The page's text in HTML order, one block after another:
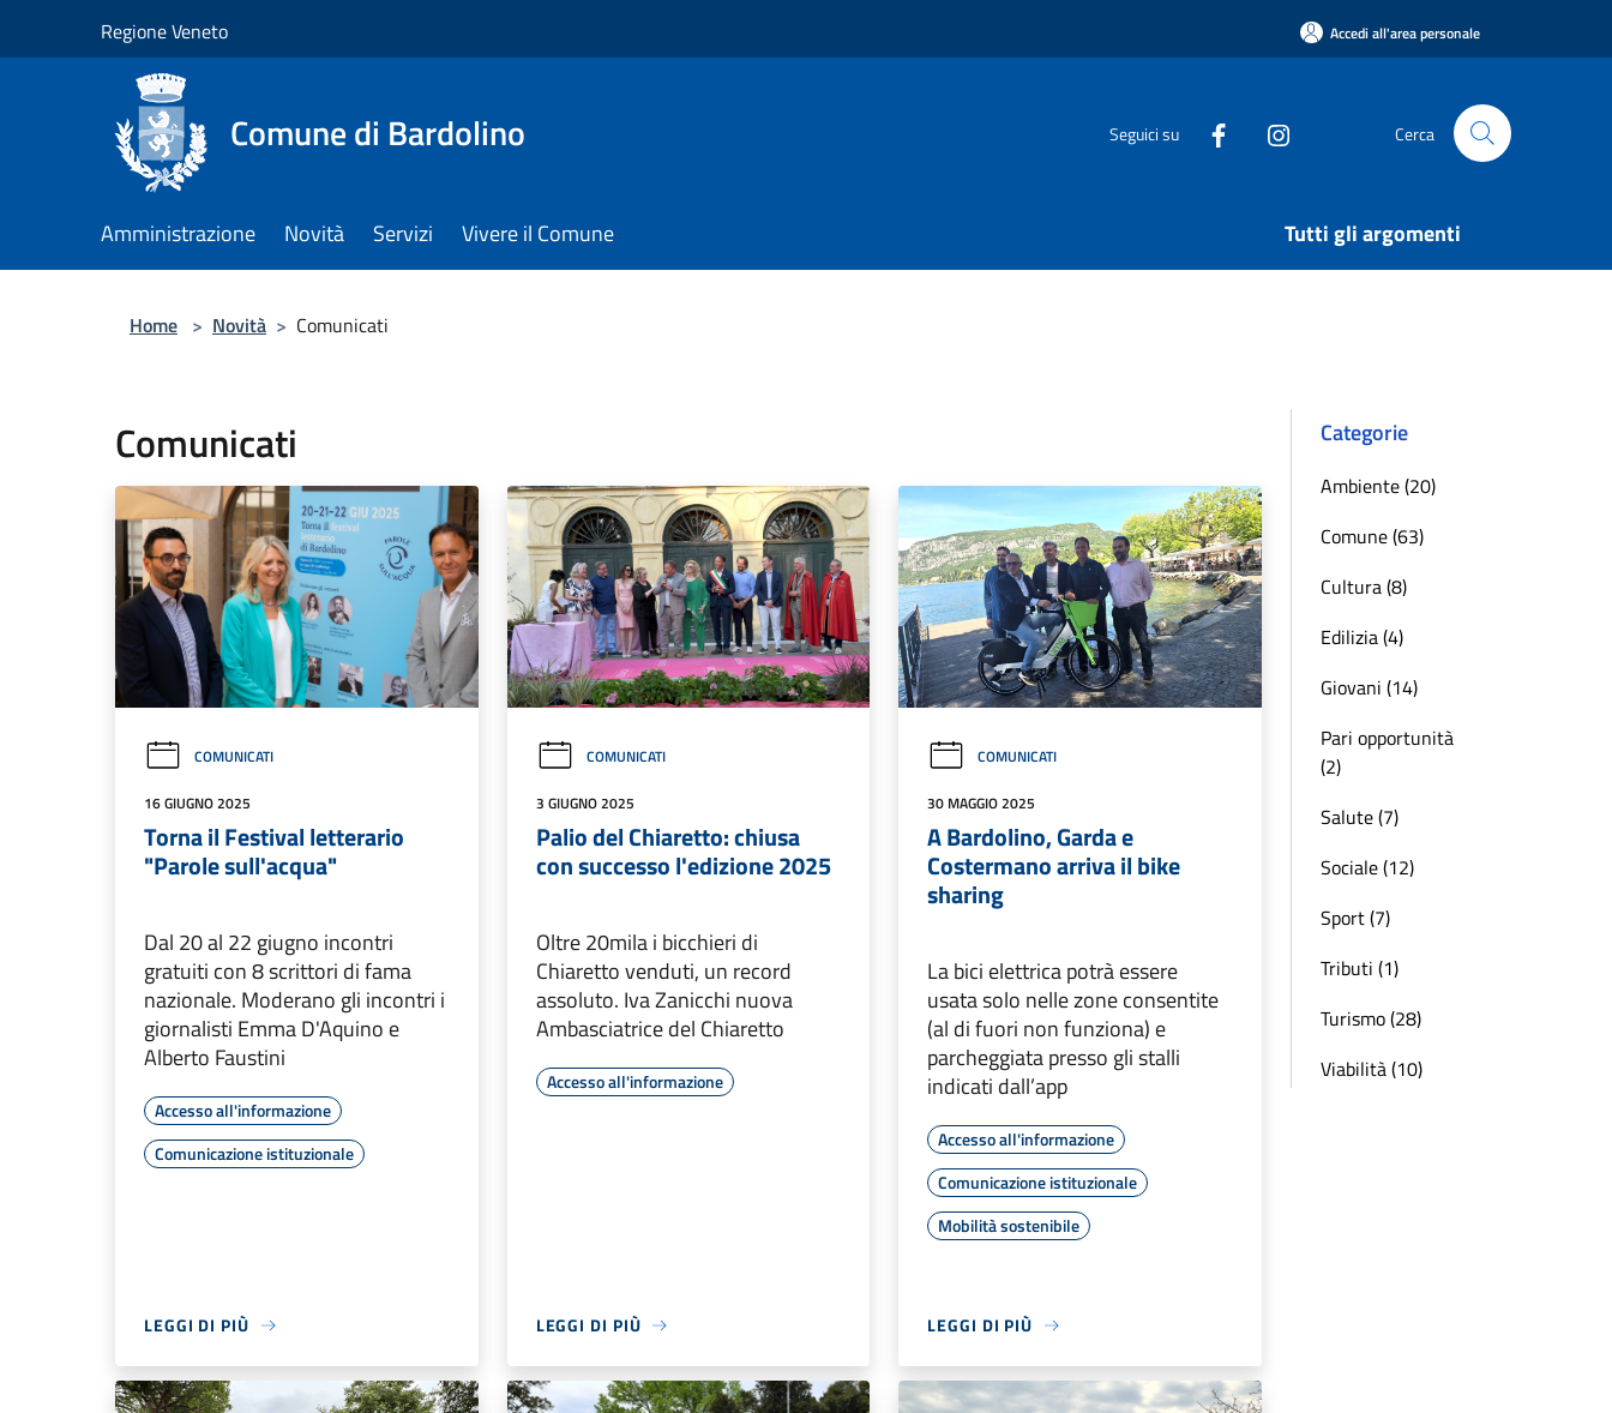
Regione Veneto Accedi all'area personale
Comune di Bardolino Seguici su Cerca
Amministrazione Novità Servizi Vivere il Comune Tutti gli argomenti
Home > Novità > Comunicati
Comunicati
COMUNICATI
16 GIUGNO 2025
Torna il Festival letterario
"Parole sull'acqua"
Dal 20 al 22 giugno incontri
gratuiti con 8 scrittori di fama
nazionale. Moderano gli incontri i
giornalisti Emma D'Aquino e
Alberto Faustini
Accesso all'informazione
Comunicazione istituzionale
LEGGI DI PIÙ
COMUNICATI
3 GIUGNO 2025
Palio del Chiaretto: chiusa
con successo l'edizione 2025
Oltre 20mila i bicchieri di
Chiaretto venduti, un record
assoluto. Iva Zanicchi nuova
Ambasciatrice del Chiaretto
Accesso all'informazione
LEGGI DI PIÙ
COMUNICATI
30 MAGGIO 2025
A Bardolino, Garda e
Costermano arriva il bike
sharing
La bici elettrica potrà essere
usata solo nelle zone consentite
(al di fuori non funziona) e
parcheggiata presso gli stalli
indicati dall’app
Accesso all'informazione
Comunicazione istituzionale
Mobilità sostenibile
LEGGI DI PIÙ
Categorie
Ambiente (20)
Comune (63)
Cultura (8)
Edilizia (4)
Giovani (14)
Pari opportunità
(2)
Salute (7)
Sociale (12)
Sport (7)
Tributi (1)
Turismo (28)
Viabilità (10)